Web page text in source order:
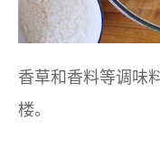
香草和香料等调味
楼。